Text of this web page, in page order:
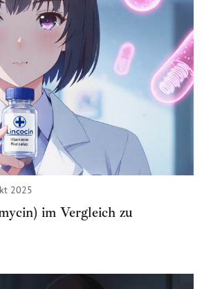
2025
im Vergleich zu